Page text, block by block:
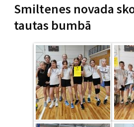
Smiltenes novada
tautas bumbā